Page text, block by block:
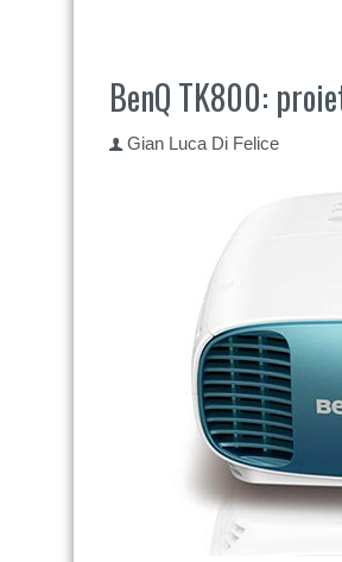
BenQ TK800:
Gian Luca Di Felice